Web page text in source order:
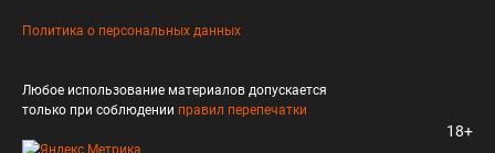
Политика о персональных данных
Любое использование материалов допускается
только при соблюдении правил перепечатки
18+